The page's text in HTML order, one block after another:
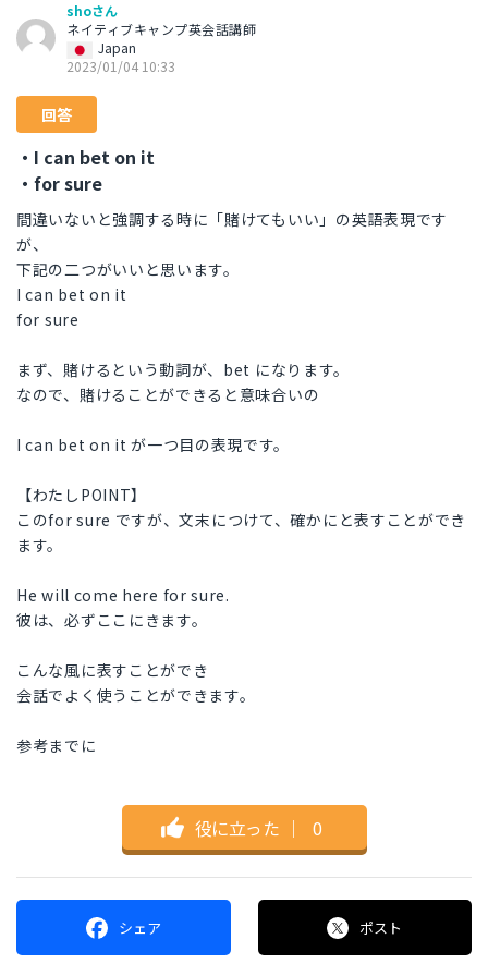
shoさん
ネイティブキャンプ英会話講師
Japan
2023/01/04 10:33
回答
・I can bet on it
・for sure
間違いないと強調する時に「賭けてもいい」の英語表現です
が、
下記の二つがいいと思います。
I can bet on it
for sure
まず、賭けるという動詞が、bet になります。
なので、賭けることができると意味合いの
I can bet on it が一つ目の表現です。
【わたしPOINT】
このfor sure ですが、文末につけて、確かにと表すことができ
ます。
He will come here for sure.
彼は、必ずここにきます。
こんな風に表すことができ
会話でよく使うことができます。
参考までに
役に立った ｜ 0
シェア ポスト